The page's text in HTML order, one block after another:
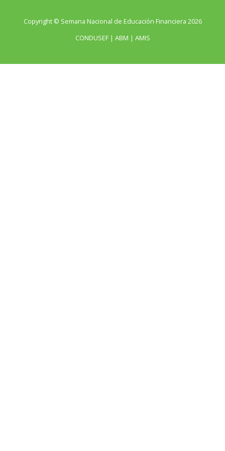
Copyright © Semana Nacional de Educación Financiera 2026
CONDUSEF | ABM | AMIS